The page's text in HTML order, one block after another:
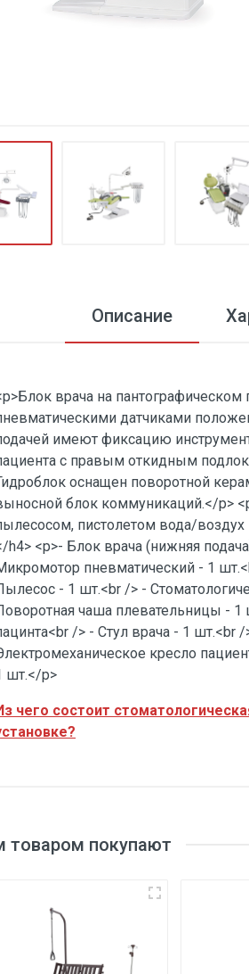
Описание
врача на
датчиками
имеют фиксацию
с правым откидным
оснащен поворотной
блок коммуникаций.​</p>
пистолетом вода/воздух
h4> <p>- Блок врача (нижняя
пневматический - 1
- 1 шт.<br /> -
чаша плевательницы -
/> - Стул врача - 1
кресло
шт.</p>
чего состоит
Отправить на почту
товаром покупают